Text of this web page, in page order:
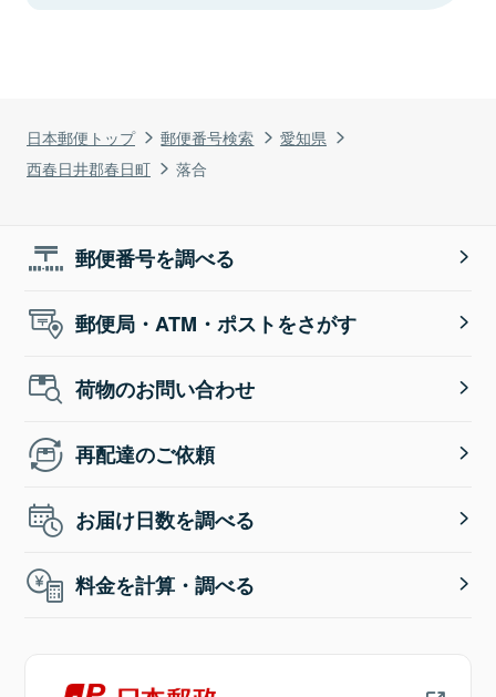
日本郵便トップ 郵便番号検索
愛知県
西春日井郡春日町
落合
郵便番号を調べる
郵便局・ATM・ポストをさがす
荷物のお問い合わせ
再配達のご依頼
お届け日数を調べる
料金を計算・調べる